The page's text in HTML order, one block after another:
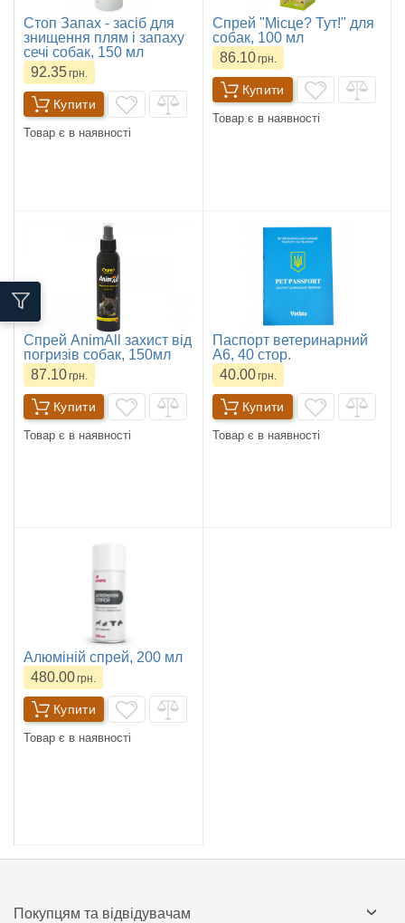
Стоп Запах - засіб для
знищення плям і запаху
сечі собак, 150 мл
92.35грн.
Купити
Товар є в наявності
Спрей "Місце? Тут!" для
собак, 100 мл
86.10грн.
Купити
Товар є в наявності
Спрей AnimAll захист від
погризів собак, 150мл
87.10грн.
Купити
Товар є в наявності
Паспорт ветеринарний
А6, 40 стор.
40.00грн.
Купити
Товар є в наявності
Алюміній спрей, 200 мл
480.00грн.
Купити
Товар є в наявності
Покупцям та відвідувачам